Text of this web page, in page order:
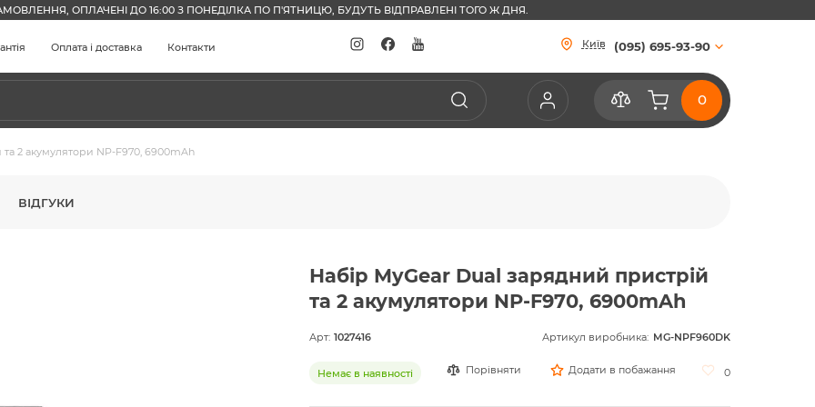
ОПЛАЧЕНІ ДО 16:00 З ПОНЕДІЛКА ПО П'ЯТНИЦЮ, БУДУТЬ ВІДПРАВЛЕНІ ТОГО Ж ДНЯ.
Оплата і доставка Контакти Київ (095) 695-93-90
2 акумулятори NP-F970, 6900mAh
ВІДГУКИ
Набір MyGear Dual зарядний пристрій
та 2 акумулятори NP-F970, 6900mAh
Арт: 1027416 Артикул виробника: MG-NPF960DK
Немає в наявності Порівняти Додати в побажання 0